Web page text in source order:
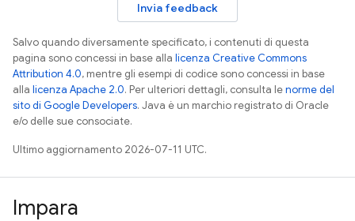
Invia feedback
Salvo quando diversamente specificato, i contenuti di questa
pagina sono concessi in base alla licenza Creative Commons
Attribution 4.0, mentre gli esempi di codice sono concessi in base
alla licenza Apache 2.0. Per ulteriori dettagli, consulta lenorme del
sito di Google Developers. Java è un marchio registrato di Oracle
e/o delle sue consociate.
Ultimo aggiornamento 2026-07-11 UTC.
Impara